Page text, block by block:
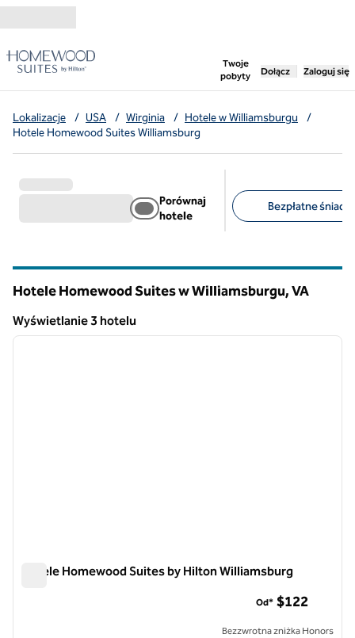
Przejdź do treści
Twoje
pobyty
,otwiera nową
Dołącz Zaloguj się
Lokalizacje / USA / Wirginia / Hotele w Williamsburgu
/
Hotele Homewood Suites Williamsburg
Porównaj
hotele
Bezpłatne
Hotele Homewood Suites w Williamsburgu,VA
Wyświetlanie 3 hotelu
Wyświetlanie 3 hotelu
1 z 12
Hotele Homewood Suites by Hilton Williamsburg
Od* $122
Bezzwrotna zniżka Honors